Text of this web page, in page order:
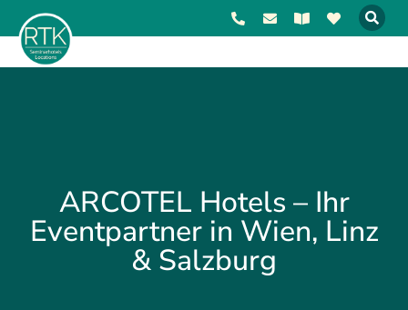
ARCOTEL Hotels – Ihr
Eventpartner in Wien, Linz
& Salzburg